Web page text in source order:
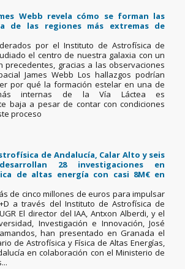
Webb revela cómo se forman las
de las regiones más extremas de
por el Instituto de Astrofísica de
el centro de nuestra galaxia con un
precedentes, gracias a las observaciones
James Webb Los hallazgos podrían
por qué la formación estelar en una de
internas de la Vía Láctea es
baja a pesar de contar con condiciones
proceso
de Andalucía, Calar Alto y seis
28 investigaciones en
de altas energía con casi 8M€ en
de cinco millones de euros para impulsar
a través del Instituto de Astrofísica de
El director del IAA, Antxon Alberdi, y el
Investigación e Innovación, José
han presentado en Granada el
de Astrofísica y Física de Altas Energías,
en colaboración con el Ministerio de